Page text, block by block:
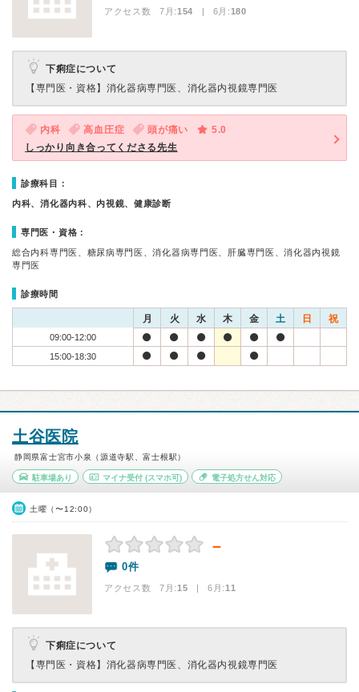
アクセス数 7月:154 | 6月:180
下痢症について
【専門医・資格】 消化器病専門医、消化器内視鏡専門医
内科 高血圧症 頭が痛い
5.0
しっかり向き合ってくださる先生
診療科目：
内科、消化器内科、内視鏡、健康診断
専門医・資格：
総合内科専門医、糖尿病専門医、消化器病専門医、肝臓専門医、消化器内視鏡
専門医
診療時間
月 火 水 木 金 土 日 祝
09:00-12:00
15:00-18:30
土谷医院
静岡県富士宮市小泉（源道寺駅、富士根駅）
駐車場あり マイナ受付(スマホ可) 電子処方せん対応
土曜（〜12:00）
－
0件
アクセス数 7月:15 | 6月:11
下痢症について
【専門医・資格】 消化器病専門医、消化器内視鏡専門医